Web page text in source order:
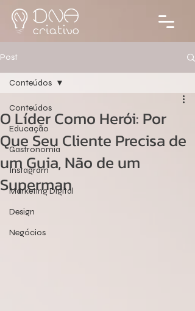
Post
Conteúdos
Educação
Gastronomia
Instagram
Marketing Digital
Design
Negócios
Conteúdos
O Líder Como Herói: Por
Que Seu Cliente Precisa de
um Guia, Não de um
Superman